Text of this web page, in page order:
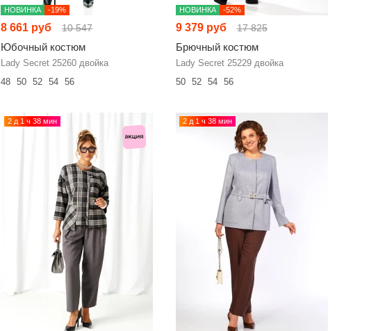
НОВИНКА -19%
8 661 руб 10 547
Юбочный костюм
Lady Secret 25260 двойка
48
50 52 54 56
НОВИНКА -52%
9 379 руб 17 825
Брючный костюм
Lady Secret 25229 двойка
50
52 54 56
2 д 1 ч 38 мин 2 д 1 ч 38 мин